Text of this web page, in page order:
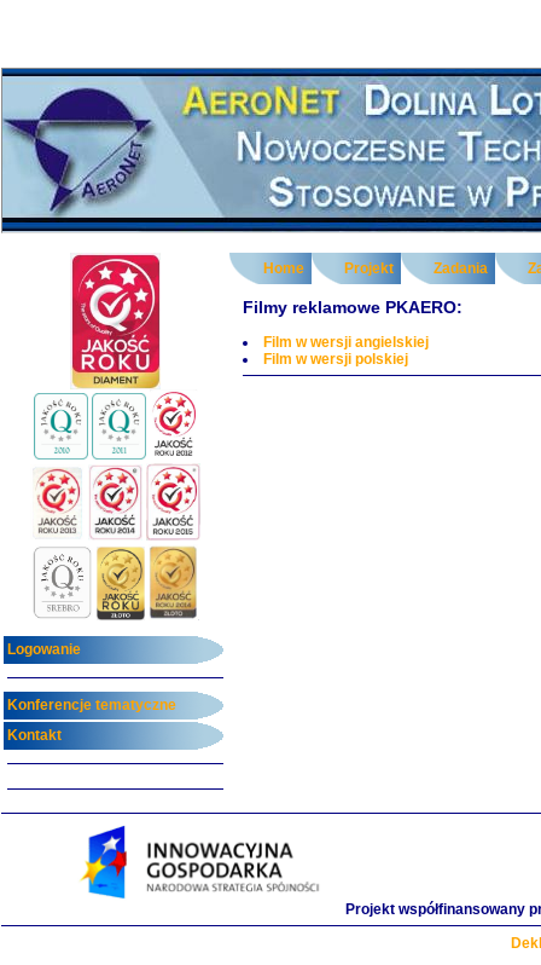
Logowanie
Konferencje tematyczne
Kontakt
Home Projekt Zadania
Filmy reklamowe PKAERO:
Film w wersji angielskiej
Film w wersji polskiej
Projekt współfinansowany